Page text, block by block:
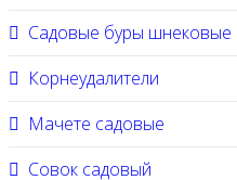
Садовые буры шнековые
Корнеудалители
Мачете садовые
Совок садовый